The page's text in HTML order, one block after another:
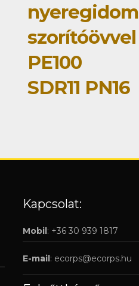
nyeregidom
szorítóövvel
PE100
SDR11 PN16
Kapcsolat:
Mobil: +36 30 939 1817
E-mail: ecorps@ecorps.hu